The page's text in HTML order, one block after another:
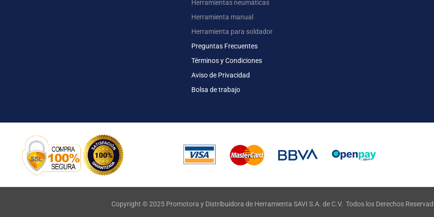
Herramientas neumáticas
Herramienta manual
Herramienta para soldador
Preguntas Frecuentes
Términos y Condiciones
Aviso de Privacidad
Bolsa de trabajo
Copyright © 2025 Promotora y Distribuidora de Herramienta SAVI S.A. de C.V. Todos los Derechos